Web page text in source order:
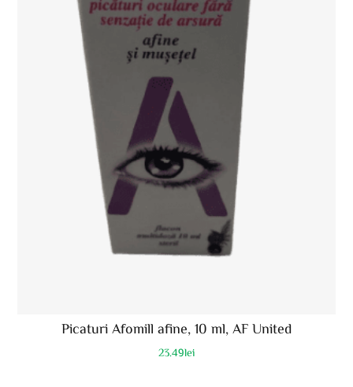
Picaturi Afomill afine, 10 ml, AF United
23.49lei